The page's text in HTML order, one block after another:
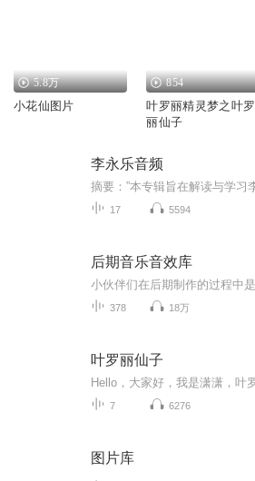
5.8万
小花仙图片
854
叶罗丽精灵梦之叶罗
丽仙子
李永乐音频
17 5594
后期音乐音效库
378 18万
叶罗丽仙子
7 6276
图片库